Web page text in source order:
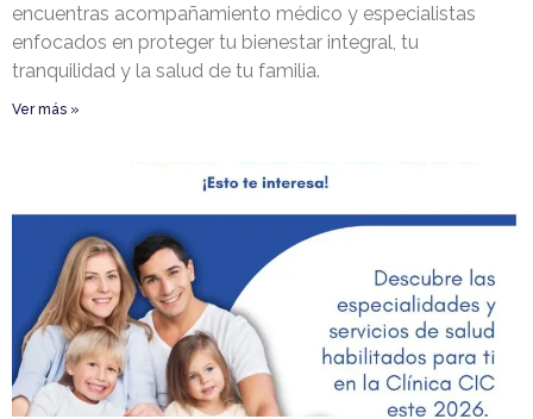
encuentras acompañamiento médico y especialistas
enfocados en proteger tu bienestar integral, tu
tranquilidad y la salud de tu familia.
Ver más »